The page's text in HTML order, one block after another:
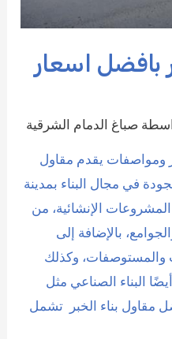
بافضل اسعار
صباغ الدمام الشرقية
ومواصفات يقدم مقاول
في مجال البناء بمدينة
الإنشائية، من
بالإضافة إلى
والمستوصفات، وكذلك
البناء الصناعي مثل
مقاول بناء الخبر تشمل